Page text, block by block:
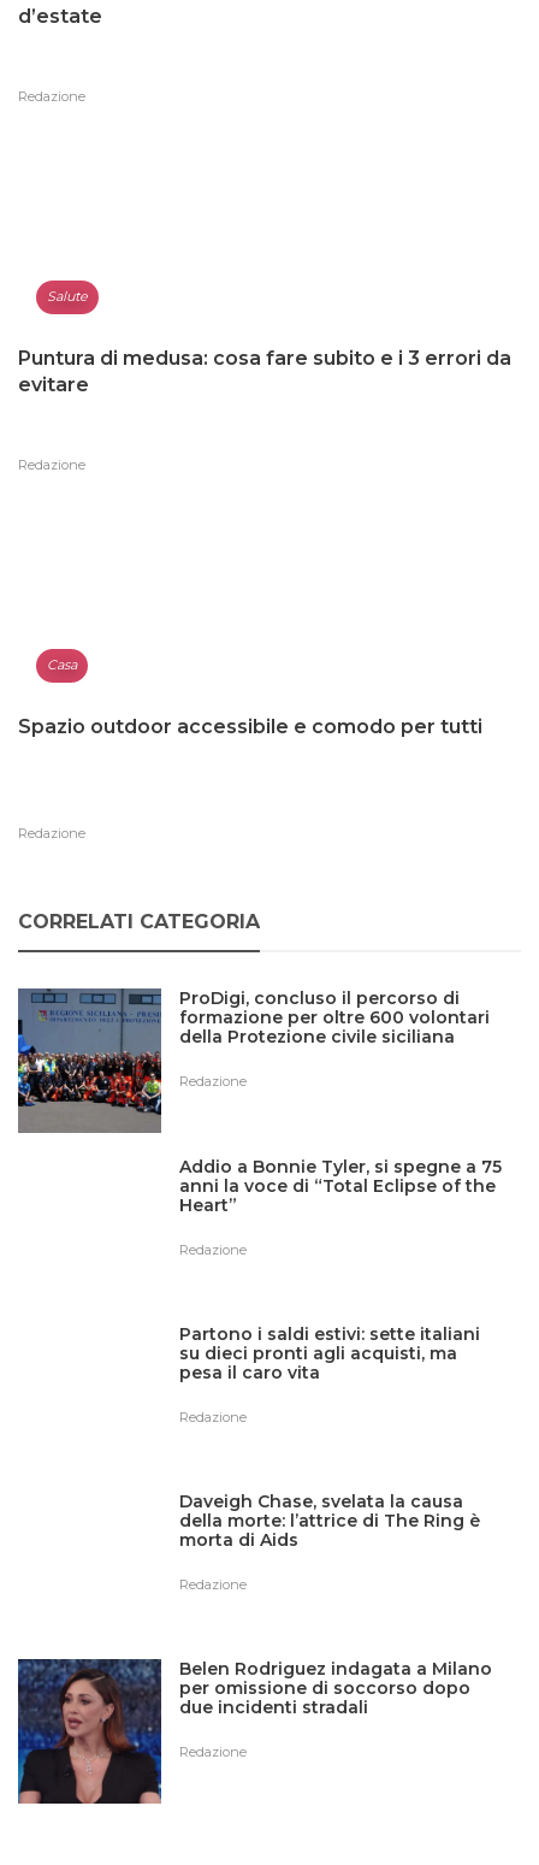
d’estate
Redazione
Salute
Puntura di medusa: cosa fare subito e i 3 errori da
evitare
Redazione
Casa
Spazio outdoor accessibile e comodo per tutti
Redazione
CORRELATI CATEGORIA
ProDigi, concluso il percorso di
formazione per oltre 600 volontari
della Protezione civile siciliana
Redazione
Addio a Bonnie Tyler, si spegne a 75
anni la voce di “Total Eclipse of the
Heart”
Redazione
Partono i saldi estivi: sette italiani
su dieci pronti agli acquisti, ma
pesa il caro vita
Redazione
Daveigh Chase, svelata la causa
della morte: l’attrice di The Ring è
morta di Aids
Redazione
Belen Rodriguez indagata a Milano
per omissione di soccorso dopo
due incidenti stradali
Redazione